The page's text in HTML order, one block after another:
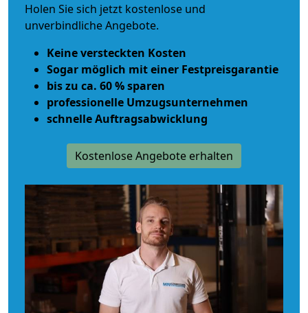
Holen Sie sich jetzt kostenlose und
unverbindliche Angebote.
Keine versteckten Kosten
Sogar möglich mit einer Festpreisgarantie
bis zu ca. 60 % sparen
professionelle Umzugsunternehmen
schnelle Auftragsabwicklung
Kostenlose Angebote erhalten